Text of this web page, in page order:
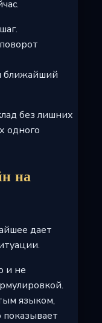
ближайший
без лишних
одного
на
дает
и не
языком,
показывает